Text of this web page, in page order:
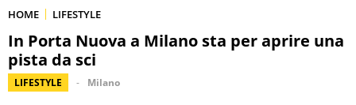
HOME LIFESTYLE
In Porta Nuova a Milano sta per aprire una
pista da sci
LIFESTYLE Milano